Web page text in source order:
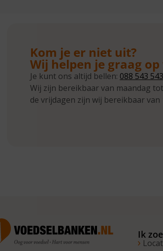
Kom je er niet uit?
Wij helpen je graag op
Je kunt ons altijd bellen: 088 543
Wij zijn bereikbaar van maandag
de vrijdagen zijn wij bereikbaar van
Ik